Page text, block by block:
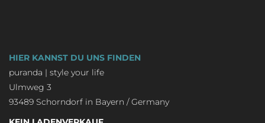
HIER KANNST DU UNS FINDEN
puranda | style your life
Ulmweg 3
93489 Schorndorf in Bayern / Germany